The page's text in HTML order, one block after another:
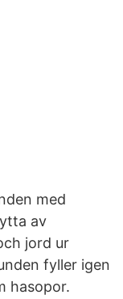
med
av
jord ur
fyller igen
hasopor.